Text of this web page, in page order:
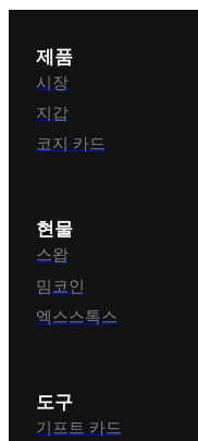
떠한 서비
네트워크
제품
시장
지갑
코지 카드
현물
스왑
밈코인
엑스스톡스
도구
기프트 카드